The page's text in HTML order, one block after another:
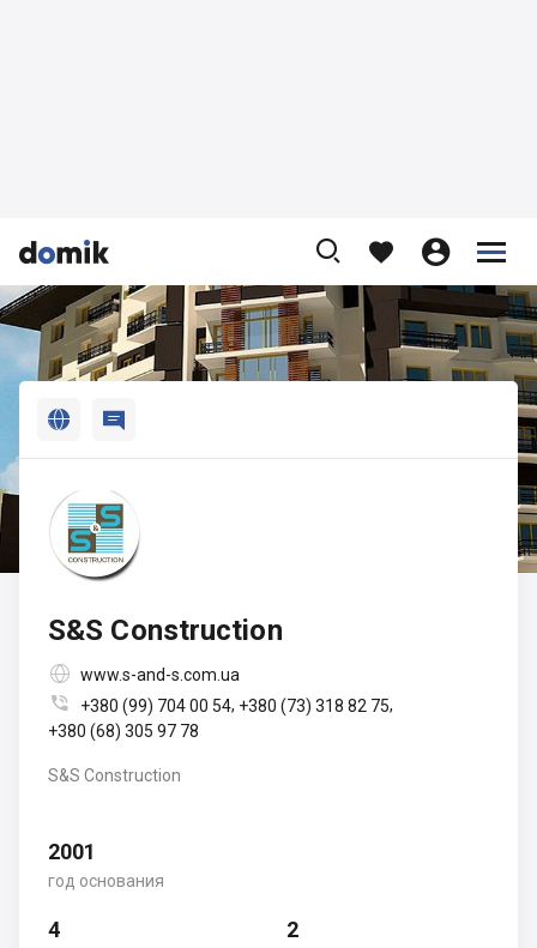


    




 
S&S Construction
 www.s-and-s.com.ua
 +380 (99) 704 00 54, +380 (73) 318 82 75,
+380 (68) 305 97 78
S&S Construction
2001
год основания
4 2